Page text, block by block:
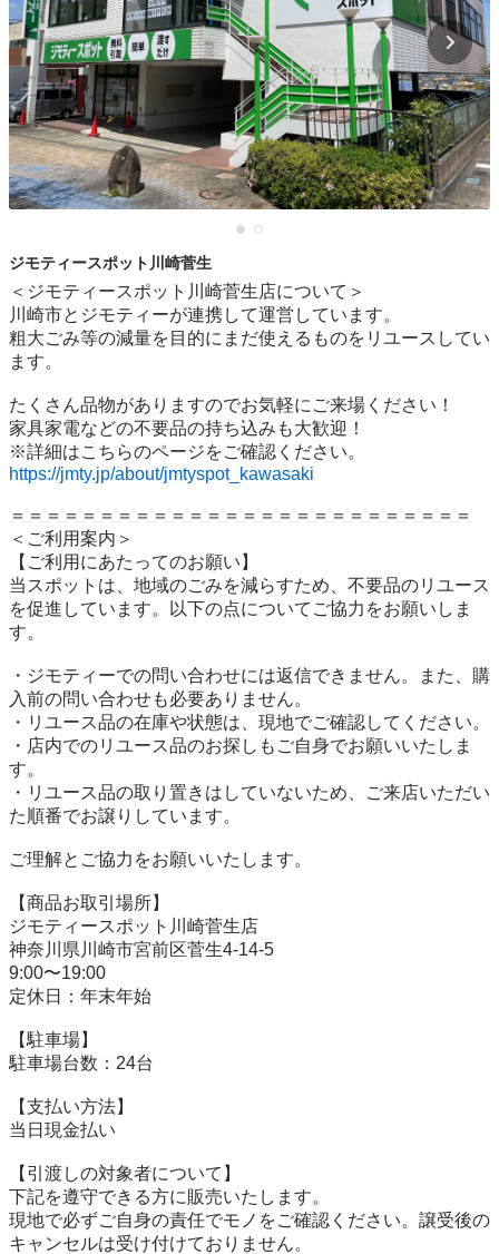
ジモティースポット川崎菅生
＜ジモティースポット川崎菅生店について＞
川崎市とジモティーが連携して運営しています。
粗⼤ごみ等の減量を⽬的にまだ使えるものをリユースしてい
ます。
たくさん品物がありますのでお気軽にご来場ください！
家具家電などの不要品の持ち込みも大歓迎！
https://jmty.jp/about/jmtyspot_kawasaki
＝＝＝＝＝＝＝＝＝＝＝＝＝＝＝＝＝＝＝＝＝＝＝＝＝＝
＜ご利用案内＞
【ご利用にあたってのお願い】
当スポットは、地域のごみを減らすため、不要品のリユース
を促進しています。以下の点についてご協力をお願いしま
す。
・ジモティーでの問い合わせには返信できません。また、購
入前の問い合わせも必要ありません。
・リユース品の在庫や状態は、現地でご確認してください。
・店内でのリユース品のお探しもご自身でお願いいたしま
す。
・リユース品の取り置きはしていないため、ご来店いただい
た順番でお譲りしています。
ご理解とご協力をお願いいたします。
【商品お取引場所】
ジモティースポット川崎菅生店
神奈川県川崎市宮前区菅生4-14-5
9:00〜19:00
定休日：年末年始
【駐⾞場】
駐車場台数：24台
【⽀払い⽅法】
当日現金払い
【引渡しの対象者について】
下記を遵守できる⽅に販売いたします。
現地で必ずご⾃⾝の責任でモノをご確認ください。譲受後の
キャンセルは受け付けておりません。